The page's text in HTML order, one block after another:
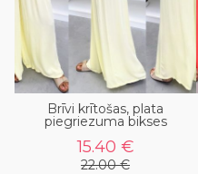
Brīvi krītošas, plata
piegriezuma bikses
15.40 €
22.00 €